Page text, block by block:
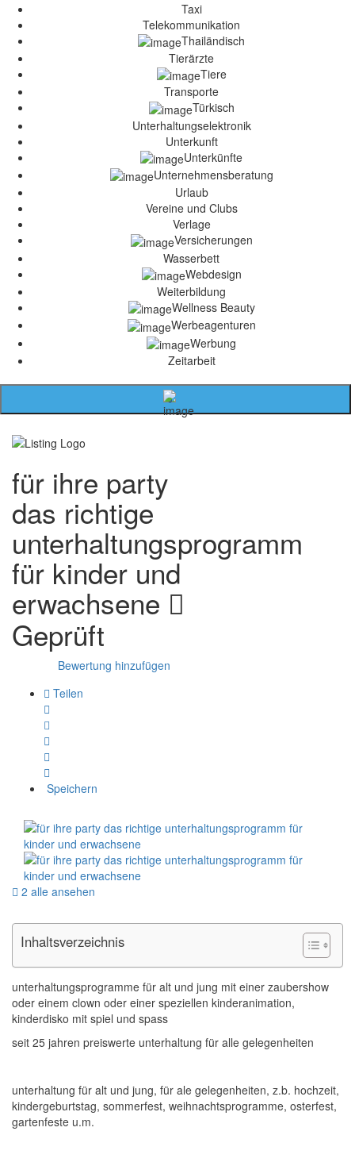
Taxi
Telekommunikation
Thailändisch
Tierärzte
Tiere
Transporte
Türkisch
Unterhaltungselektronik
Unterkunft
Unterkünfte
Unternehmensberatung
Urlaub
Vereine und Clubs
Verlage
Versicherungen
Wasserbett
Webdesign
Weiterbildung
Wellness Beauty
Werbeagenturen
Werbung
Zeitarbeit
für ihre party
das richtige
unterhaltungsprogramm
für kinder und
erwachsene
Geprüft
Bewertung hinzufügen
Teilen
Speichern
2 alle ansehen
Inhaltsverzeichnis
unterhaltungsprogramme für alt und jung mit einer zaubershow
oder einem clown oder einer speziellen kinderanimation,
kinderdisko mit spiel und spass
seit 25 jahren preiswerte unterhaltung für alle gelegenheiten
unterhaltung für alt und jung, für ale gelegenheiten, z.b. hochzeit,
kindergeburtstag, sommerfest, weihnachtsprogramme, osterfest,
gartenfeste u.m.